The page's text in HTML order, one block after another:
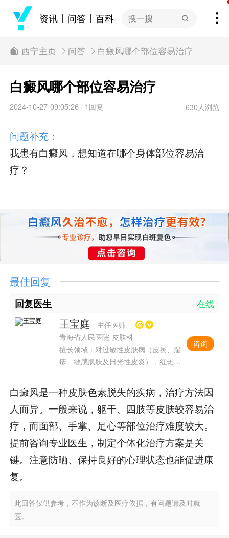
资讯 问答 百科 搜一搜
西宁主页 问答 白癜风哪个部位容易治疗
白癜风哪个部位容易治疗
2024-10-27 09:05:26 · 1回复 630人浏览
问题补充：
我患有白癜风，想知道在哪个身体部位容易治
疗？
最佳回复
回复医生 在线
王宝庭
主任医师
青海省人民医院 皮肤科
擅长领域：对过敏性皮肤病（皮炎、湿
疹、敏感肌肤及日光性皮炎），红斑狼
肤血管炎性疾病、天疱疮、老年性皮肤
瘙痒、感染性皮肤病、性病及皮肤科疑
难杂症的诊治。
咨询
白癜风是一种皮肤色素脱失的疾病，治疗方法因
人而异。一般来说，躯干、四肢等皮肤较容易治
疗，而面部、手掌、足心等部位治疗难度较大。
提前咨询专业医生，制定个体化治疗方案是关
键。注意防晒、保持良好的心理状态也能促进康
复。
此回答仅供参考，不作为诊断及医疗依据，有问题请及时就
医。